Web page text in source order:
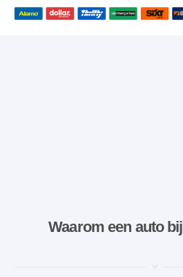
Waarom een ​​auto